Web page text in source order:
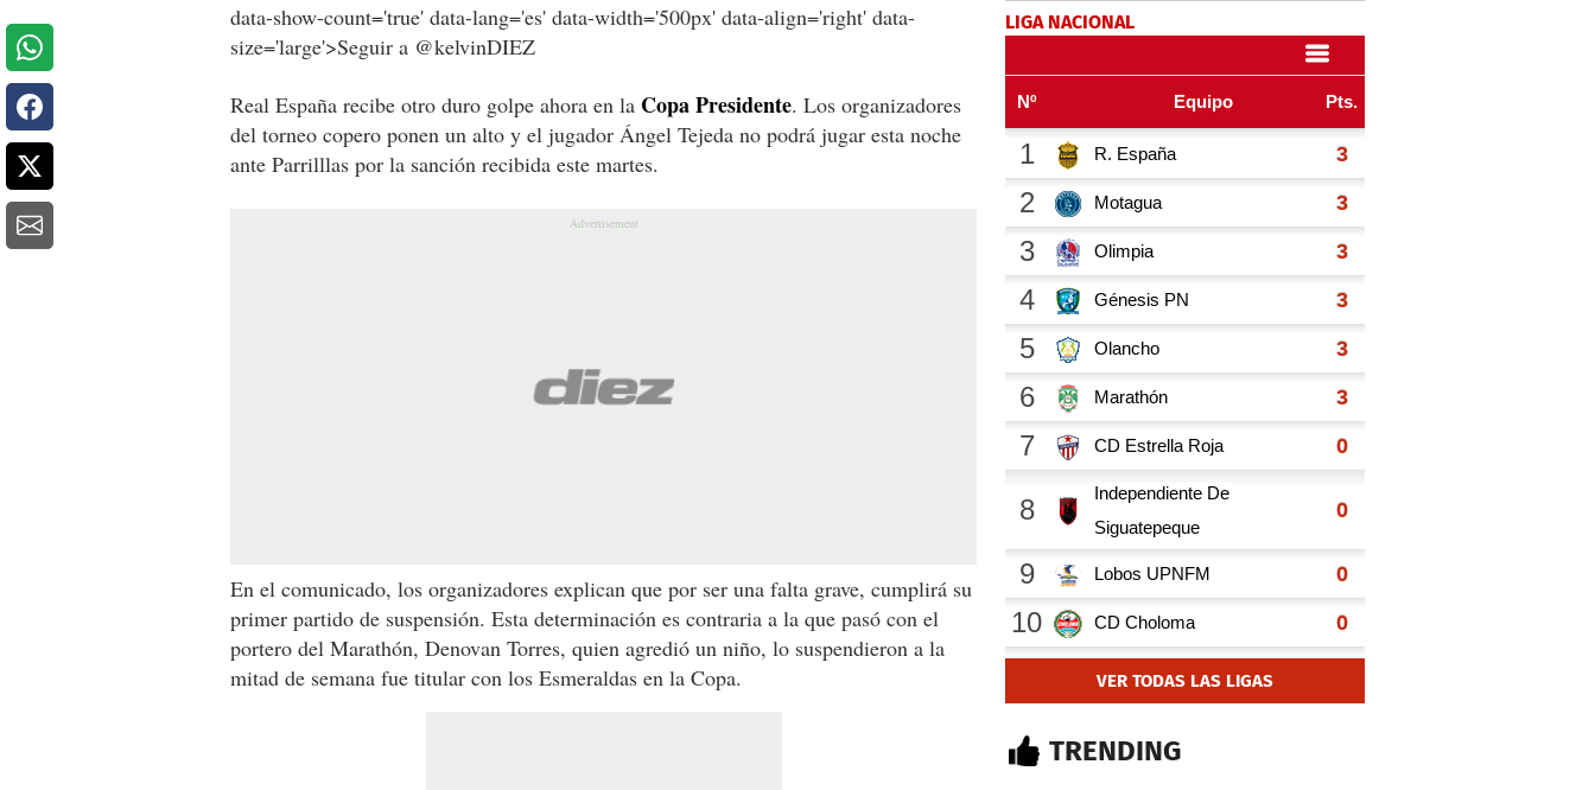
data-show-count='true' data-lang='es' data-width='500px' data-align='right' data-
size='large'>Seguir a @kelvinDIEZ
Real España recibe otro duro golpe ahora en la Copa Presidente. Los organizadores
del torneo copero ponen un alto y el jugador Ángel Tejeda no podrá jugar esta noche
ante Parrilllas por la sanción recibida este martes.
En el comunicado, los organizadores explican que por ser una falta grave, cumplirá su
primer partido de suspensión. Esta determinación es contraria a la que pasó con el
portero del Marathón, Denovan Torres, quien agredió un niño, lo suspendieron a la
mitad de semana fue titular con los Esmeraldas en la Copa.
LIGA NACIONAL
VER TODAS LAS LIGAS
TRENDING